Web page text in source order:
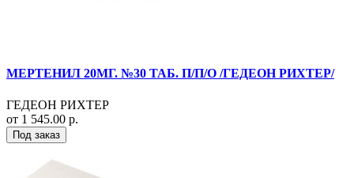
МЕРТЕНИЛ 20МГ. №30 ТАБ. П/П/О /ГЕДЕОН РИХТЕР/
ГЕДЕОН РИХТЕР
от 1 545.00 р.
Под заказ